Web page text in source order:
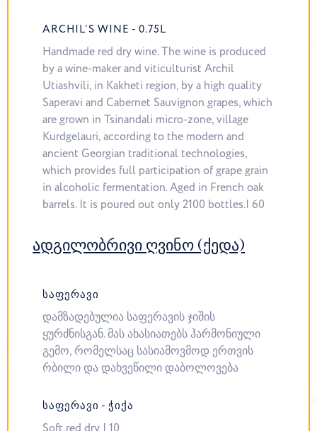
ARCHIL’S WINE - 0.75L
Handmade red dry wine. The wine is produced
by a wine-maker and viticulturist Archil
Utiashvili, in Kakheti region, by a high quality
Saperavi and Cabernet Sauvignon grapes, which
are grown in Tsinandali micro-zone, village
Kurdgelauri, according to the modern and
ancient Georgian traditional technologies,
which provides full participation of grape grain
in alcoholic fermentation. Aged in French oak
barrels. It is poured out only 2100 bottles.| 60
ადგილობრივი ღვინო (ქედა)
ᲡᲐᲤᲔᲠᲐᲕᲘ
დამზადებულია საფერავის ჯიშის
ყურძნისგან. მას ახასიათებს ჰარმონიული
გემო, რომელსაც სასიამოვმოდ ერთვის
რბილი და დახვეწილი დაბოლოვება
ᲡᲐᲤᲔᲠᲐᲕᲘ - ᲭᲘᲥᲐ